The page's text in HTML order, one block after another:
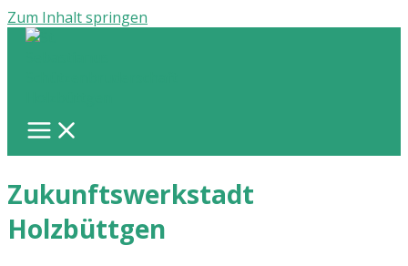
Zum Inhalt springen
Zukunftswerkstadt
Holzbüttgen